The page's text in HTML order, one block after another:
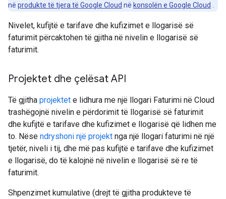
në produkte të tjera të Google Cloud në konsolën e Google Cloud
Nivelet, kufijtë e tarifave dhe kufizimet e llogarisë së
faturimit përcaktohen të gjitha në nivelin e llogarisë së
faturimit.
Projektet dhe çelësat API
Të gjitha projektet e lidhura me një llogari Faturimi në Cloud
trashëgojnë nivelin e përdorimit të llogarisë së faturimit
dhe kufijtë e tarifave dhe kufizimet e llogarisë që lidhen me
to. Nëse ndryshoni një projekt nga një llogari faturimi në një
tjetër, niveli i tij, dhe më pas kufijtë e tarifave dhe kufizimet
e llogarisë, do të kalojnë në nivelin e llogarisë së re të
faturimit.
Shpenzimet kumulative (drejt të gjitha produkteve të